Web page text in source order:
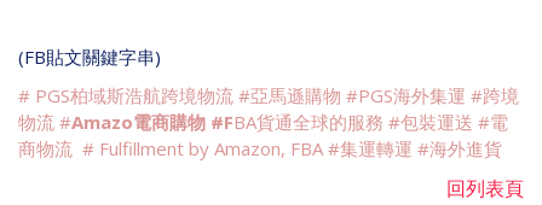
(FB貼文關鍵字串)
# PGS柏域斯浩航跨境物流 #亞馬遜購物 #PGS海外集運 #跨境
物流 #Amazo電商購物 #FBA貨通全球的服務 #包裝運送 #電
商物流 # Fulfillment by Amazon, FBA #集運轉運 #海外進貨
回列表頁